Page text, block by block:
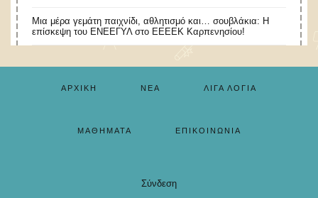
Μια μέρα γεμάτη παιχνίδι, αθλητισμό και… σουβλάκια: Η
επίσκεψη του ΕΝΕΕΓΥΛ στο ΕΕΕΕΚ Καρπενησίου!
ΑΡΧΙΚΉ ΝΈΑ ΛΊΓΑ ΛΌΓΙΑ
ΜΑΘΉΜΑΤΑ ΕΠΙΚΟΙΝΩΝΊΑ
Σύνδεση